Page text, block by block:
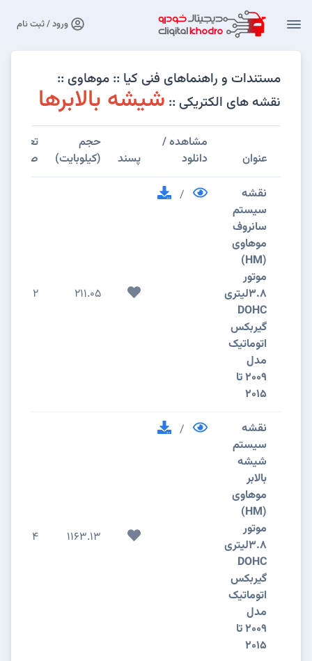
ورود / ثبت نام
مستندات و راهنماهای فنی کیا :: موهاوی ::
نقشه های الکتریکی :: شیشه بالابرها
عنوان
مشاهده /
دانلود
پسند
حجم
(کیلوبایت)
تعداد
صفحات
نقشه
سیستم
سانروف
موهاوی
(HM)
موتور
3.8لیتری
DOHC
گیربکس
اتوماتیک
مدل
2009 تا
2015
/
211.05
2
نقشه
سیستم
شیشه
بالابر
موهاوی
(HM)
موتور
3.8لیتری
DOHC
گیربکس
اتوماتیک
مدل
2009 تا
2015
/
1163.13
4